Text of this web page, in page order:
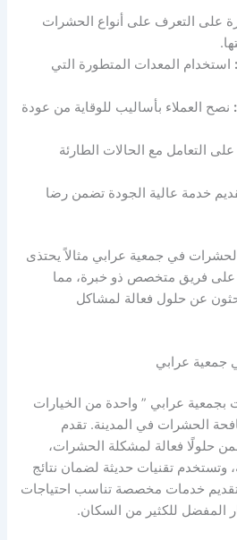
على التعرف على أنواع الحشرات
استخدام المعدات المتطورة التي
نصح العملاء بأساليب للوقاية من عودة
على التعامل مع الحالات الطارئة
خدمة عالية الجودة تضمن رضا
في جمعية عرابي مثالاً يحتذى
على فريق متخصص ذو خبرة، مما
عن حلول فعالة لمشاكل
بجمعية عرابي ” واحدة من الخيارات
الحشرات في المدينة. تقدم
حلولًا فعالة لمشكلة الحشرات،
وتستخدم تقنيات حديثة لضمان نتائج
خدمات مخصصة تناسب احتياجات
المفضل للكثير من السكان.